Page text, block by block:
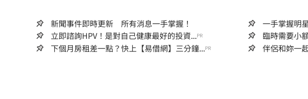
新聞事件即時更新 所有消息一手掌握！
立即諮詢HPV！是對自己健康最好的投資...PR 臨時需要小
下個月房租差一點？快上【易借網】三分鐘...PR 伴侶和妳一